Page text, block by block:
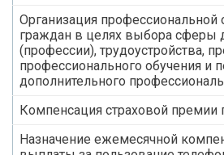
Организация профессиональной
граждан в целях выбора сферы
(профессии), трудоустройства,
профессионального обучения и
дополнительного
Компенсация страховой
Назначение ежемесячной